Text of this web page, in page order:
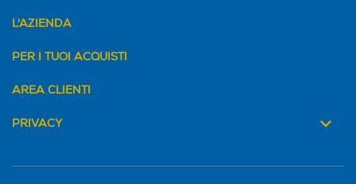
L'AZIENDA
PER I TUOI ACQUISTI
AREA CLIENTI
PRIVACY